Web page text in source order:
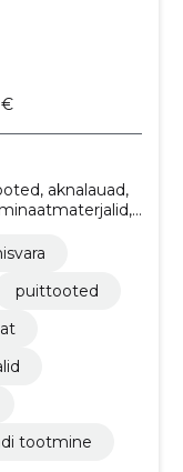
€
aknalauad,
puittooted
tootmine